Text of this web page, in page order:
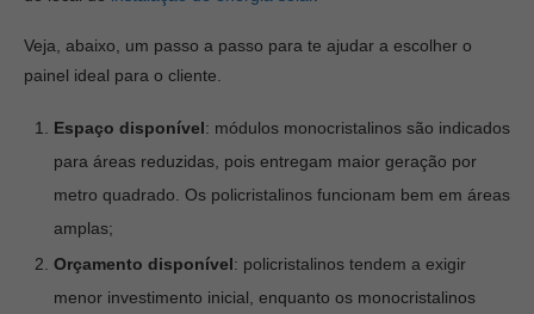
Veja, abaixo, um passo a passo para te ajudar a escolher o
painel ideal para o cliente.
Espaço disponível: módulos monocristalinos são indicados
para áreas reduzidas, pois entregam maior geração por
metro quadrado. Os policristalinos funcionam bem em áreas
amplas;
Orçamento disponível: policristalinos tendem a exigir
menor investimento inicial, enquanto os monocristalinos